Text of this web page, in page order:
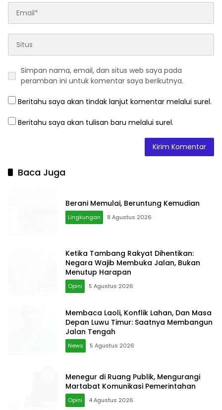
Simpan nama, email, dan situs web saya pada
peramban ini untuk komentar saya berikutnya.
Beritahu saya akan tindak lanjut komentar melalui surel.
Beritahu saya akan tulisan baru melalui surel.
Baca Juga
Berani Memulai, Beruntung Kemudian
Lingkungan 8 Agustus 2026
Ketika Tambang Rakyat Dihentikan:
Negara Wajib Membuka Jalan, Bukan
Menutup Harapan
Opini 5 Agustus 2026
Membaca Laoli, Konflik Lahan, Dan Masa
Depan Luwu Timur: Saatnya Membangun
Jalan Tengah
News 5 Agustus 2026
Menegur di Ruang Publik, Mengurangi
Martabat Komunikasi Pemerintahan
Opini 4 Agustus 2026